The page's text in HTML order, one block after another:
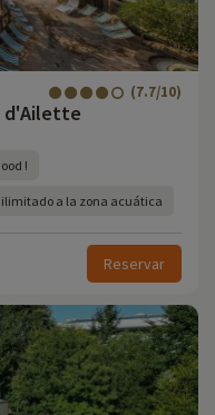
d'Ailette
(7.7/10)
!
ilimitado a la zona acuática
Reservar